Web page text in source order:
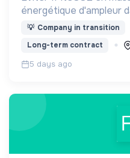
énergétique d'ampleur
grâce à l'IA
💡 Company in transition
Long-term contract
5 days ago